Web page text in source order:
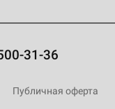
31-36
Публичная оферта